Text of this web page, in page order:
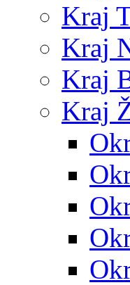
Kraj
Kraj
Kraj
Kraj